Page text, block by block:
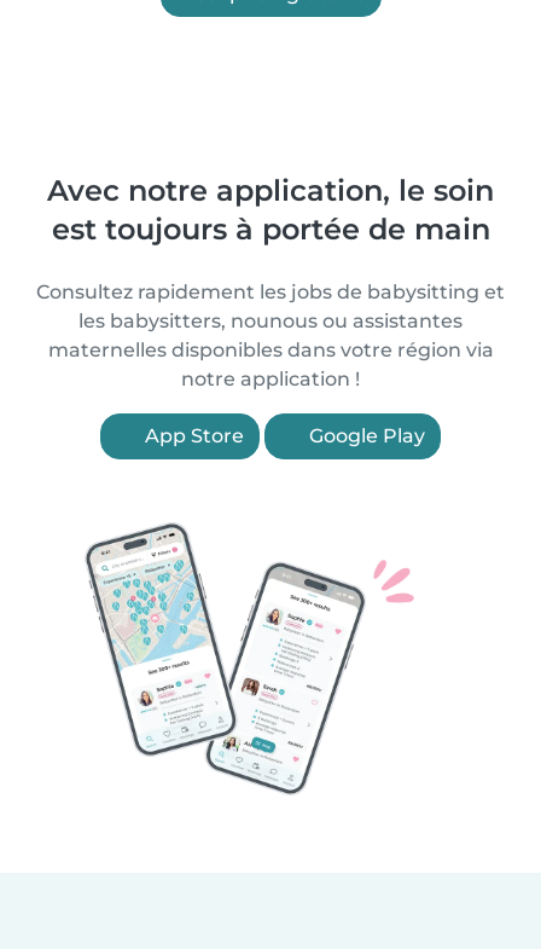
Avec notre application, le soin
est toujours à portée de main
Consultez rapidement les jobs de babysitting et
les babysitters, nounous ou assistantes
maternelles disponibles dans votre région via
notre application !
App Store Google Play